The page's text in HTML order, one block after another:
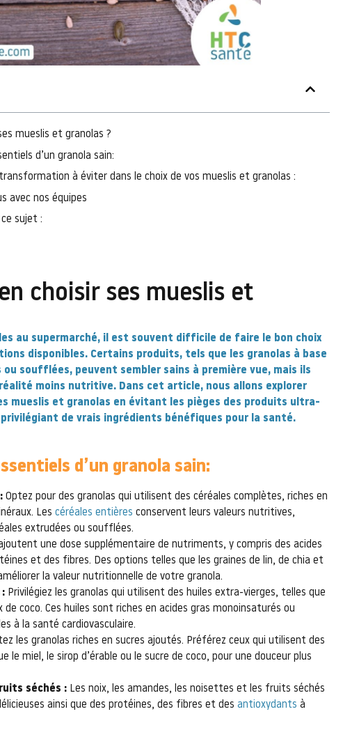
mueslis et granolas ?
d’un granola sain:
à éviter dans le choix de vos mueslis et granolas :
avec nos équipes
sujet :
choisir ses mueslis et
au supermarché, il est souvent difficile de faire le bon choix
disponibles. Certains produits, tels que les granolas à base
ou soufflées, peuvent sembler sains à première vue, mais ils
moins nutritive. Dans cet article, nous allons explorer
mueslis et granolas en évitant les pièges des produits ultra-
de vrais ingrédients bénéfiques pour la santé.
d’un granola sain:
Optez pour des granolas qui utilisent des céréales complètes, riches en
Les céréales entières conservent leurs valeurs nutritives,
extrudées ou soufflées.
une dose supplémentaire de nutriments, y compris des acides
et des fibres. Des options telles que les graines de lin, de chia et
la valeur nutritionnelle de votre granola.
: Privilégiez les granolas qui utilisent des huiles extra-vierges, telles que
de coco. Ces huiles sont riches en acides gras monoinsaturés ou
à la santé cardiovasculaire.
les granolas riches en sucres ajoutés. Préférez ceux qui utilisent des
le miel, le sirop d’érable ou le sucre de coco, pour une douceur plus
séchés : Les noix, les amandes, les noisettes et les fruits séchés
ainsi que des protéines, des fibres et des antioxydants à